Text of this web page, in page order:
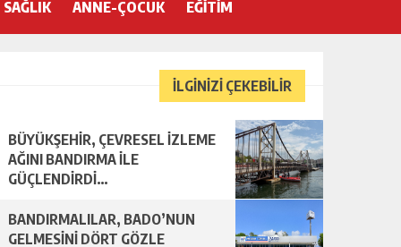
SAĞLIK ANNE-ÇOCUK EĞİTİM
İLGİNİZİ ÇEKEBİLİR
BÜYÜKŞEHİR, ÇEVRESEL İZLEME
AĞINI BANDIRMA İLE
GÜÇLENDİRDİ…
BANDIRMALILAR, BADO’NUN
GELMESİNİ DÖRT GÖZLE